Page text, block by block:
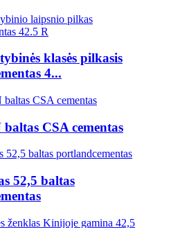
klasės pilkasis
4...
CSA cementas
52,5 baltas